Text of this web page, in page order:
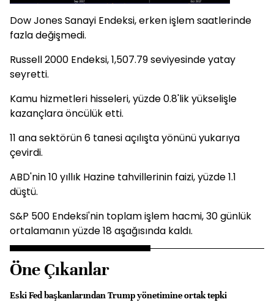
Dow Jones Sanayi Endeksi, erken işlem saatlerinde
fazla değişmedi.
Russell 2000 Endeksi, 1,507.79 seviyesinde yatay
seyretti.
Kamu hizmetleri hisseleri, yüzde 0.8'lik yükselişle
kazançlara öncülük etti.
11 ana sektörün 6 tanesi açılışta yönünü yukarıya
çevirdi.
ABD'nin 10 yıllık Hazine tahvillerinin faizi, yüzde 1.1
düştü.
S&P 500 Endeksi'nin toplam işlem hacmi, 30 günlük
ortalamanın yüzde 18 aşağısında kaldı.
Öne Çıkanlar
Eski Fed başkanlarından Trump yönetimine ortak tepki